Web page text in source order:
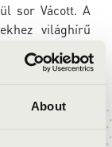
About
sor Vácott. A
világhírű
a magyar és